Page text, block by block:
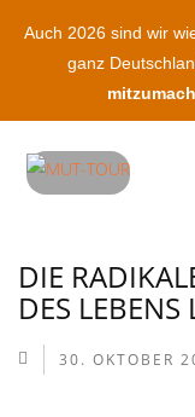
DIE
DES LEBENS
30. OKTOBER
Auch 2026 sind wir
ganz